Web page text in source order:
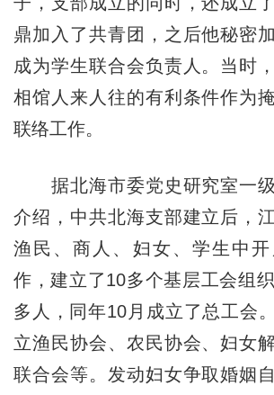
鼎加入了共青团，之后他秘密
成为学生联合会负责人。当时
相馆人来人往的有利条件作为
联络工作。
据北海市委党史研究室一级
介绍，中共北海支部建立后，
渔民、商人、妇女、学生中
作，建立了10多个基层工会组
多人，同年10月成立了总工会
立渔民协会、农民协会、妇女
联合会等。发动妇女争取婚姻